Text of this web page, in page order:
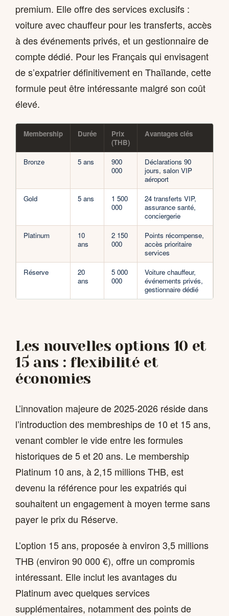
premium. Elle offre des services exclusifs :
voiture avec chauffeur pour les transferts, accès
à des événements privés, et un gestionnaire de
compte dédié. Pour les Français qui envisagent
de s’expatrier définitivement en Thaïlande, cette
formule peut être intéressante malgré son coût
élevé.
Membership Durée
Prix
(THB)
Avantages clés
Bronze 5 ans
900
000
Déclarations 90
jours, salon VIP
aéroport
Gold
5 ans
1 500
000
24 transferts VIP,
assurance santé,
conciergerie
Platinum
10
ans
2 150
000
Points récompense,
accès prioritaire
services
Réserve
20
ans
5 000
000
Voiture chauffeur,
événements privés,
gestionnaire dédié
Les nouvelles options 10 et
15 ans : flexibilité et
économies
L’innovation majeure de 2025-2026 réside dans
l’introduction des membreships de 10 et 15 ans,
venant combler le vide entre les formules
historiques de 5 et 20 ans. Le membership
Platinum 10 ans, à 2,15 millions THB, est
devenu la référence pour les expatriés qui
souhaitent un engagement à moyen terme sans
payer le prix du Réserve.
L’option 15 ans, proposée à environ 3,5 millions
THB (environ 90 000 €), offre un compromis
intéressant. Elle inclut les avantages du
Platinum avec quelques services
supplémentaires, notamment des points de